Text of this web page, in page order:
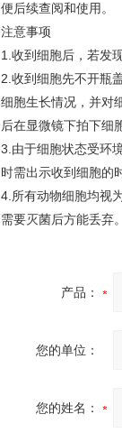
便后续查阅和使用。
注意事项
1.收到细胞后，若发
2.收到细胞先不开瓶
细胞生长情况，并对
后在显微镜下拍下细
3.由于细胞状态受环
时需出示收到细胞的
4.所有动物细胞均视
需要灭菌后方能丢弃。
产品：
您的单位：
您的姓名：